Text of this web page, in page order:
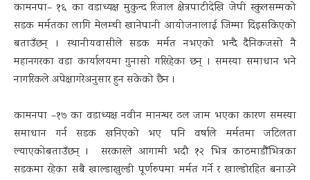
कामनपा– १६ का वडाध्यक्ष मुकुन्द रिजाल क्षेत्रपाटीदेखि जेपी स्कुलसम्मको
सडक मर्मतका लागि मेलम्ची खानेपानी आयोजनालाई जिम्मा दिइसकिएको
बताउँछन् । स्थानीयवासीले सडक मर्मत नभएको भन्दै दैनिकजसो नै
महानगरका वडा कार्यालयमा गुनासो गरिरहेका छन् । समस्या समाधान भने
नागरिकले अपेक्षागरेअनुसार हुन सकेको छैन ।
कामनपा –१७ का वडाध्यक्ष नवीन मानन्धर ढल जाम भएका कारण समस्या
समाधान गर्न सडक खनिएको भए पनि वर्षाले मर्मतमा जटिलता
ल्याएकोबताउँछन् । सरकारले आगामी भदौ १२ भित्र काठमाडौँभित्रका
सडकमा रहेका सबै खाल्डाखुल्डी पूर्णरुपमा मर्मत गर्ने र खाल्डोरहित बनाउने